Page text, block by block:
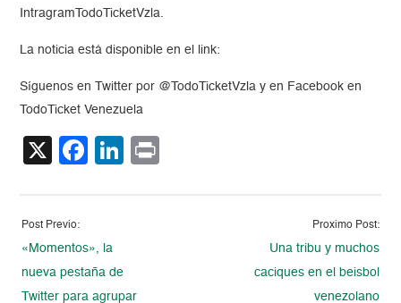
IntragramTodoTicketVzla.
La noticia está disponible en el link:
Síguenos en Twitter por @TodoTicketVzla y en Facebook en
TodoTicket Venezuela
X Facebook
LinkedIn
Post Previo:
«Momentos», la
nueva pestaña de
Twitter para agrupar
Proximo Post:
Una tribu y muchos
caciques en el beisbol
venezolano